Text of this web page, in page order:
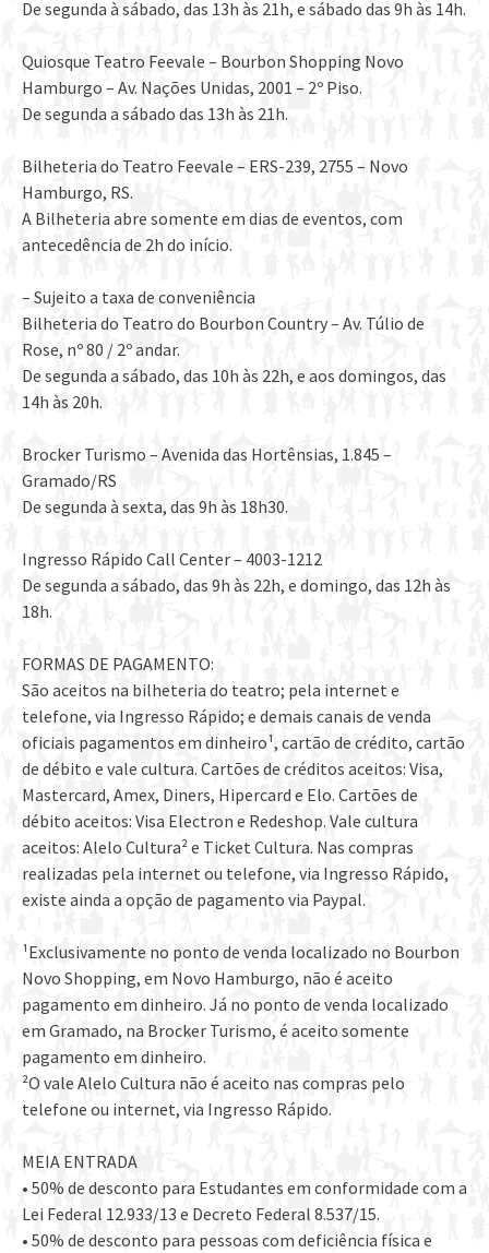
De segunda à sábado, das 13h às 21h, e sábado das 9h às 14h.
Quiosque Teatro Feevale – Bourbon Shopping Novo
Hamburgo – Av. Nações Unidas, 2001 – 2º Piso.
De segunda a sábado das 13h às 21h.
Bilheteria do Teatro Feevale – ERS-239, 2755 – Novo
Hamburgo, RS.
A Bilheteria abre somente em dias de eventos, com
antecedência de 2h do início.
– Sujeito a taxa de conveniência
Bilheteria do Teatro do Bourbon Country – Av. Túlio de
Rose, nº 80 / 2º andar.
De segunda a sábado, das 10h às 22h, e aos domingos, das
14h às 20h.
Brocker Turismo – Avenida das Hortênsias, 1.845 –
Gramado/RS
De segunda à sexta, das 9h às 18h30.
Ingresso Rápido Call Center – 4003-1212
De segunda a sábado, das 9h às 22h, e domingo, das 12h às
18h.
FORMAS DE PAGAMENTO:
São aceitos na bilheteria do teatro; pela internet e
telefone, via Ingresso Rápido; e demais canais de venda
oficiais pagamentos em dinheiro¹, cartão de crédito, cartão
de débito e vale cultura. Cartões de créditos aceitos: Visa,
Mastercard, Amex, Diners, Hipercard e Elo. Cartões de
débito aceitos: Visa Electron e Redeshop. Vale cultura
aceitos: Alelo Cultura² e Ticket Cultura. Nas compras
realizadas pela internet ou telefone, via Ingresso Rápido,
existe ainda a opção de pagamento via Paypal.
¹Exclusivamente no ponto de venda localizado no Bourbon
Novo Shopping, em Novo Hamburgo, não é aceito
pagamento em dinheiro. Já no ponto de venda localizado
em Gramado, na Brocker Turismo, é aceito somente
pagamento em dinheiro.
²O vale Alelo Cultura não é aceito nas compras pelo
telefone ou internet, via Ingresso Rápido.
MEIA ENTRADA
• 50% de desconto para Estudantes em conformidade com a
Lei Federal 12.933/13 e Decreto Federal 8.537/15.
• 50% de desconto para pessoas com deficiência física e